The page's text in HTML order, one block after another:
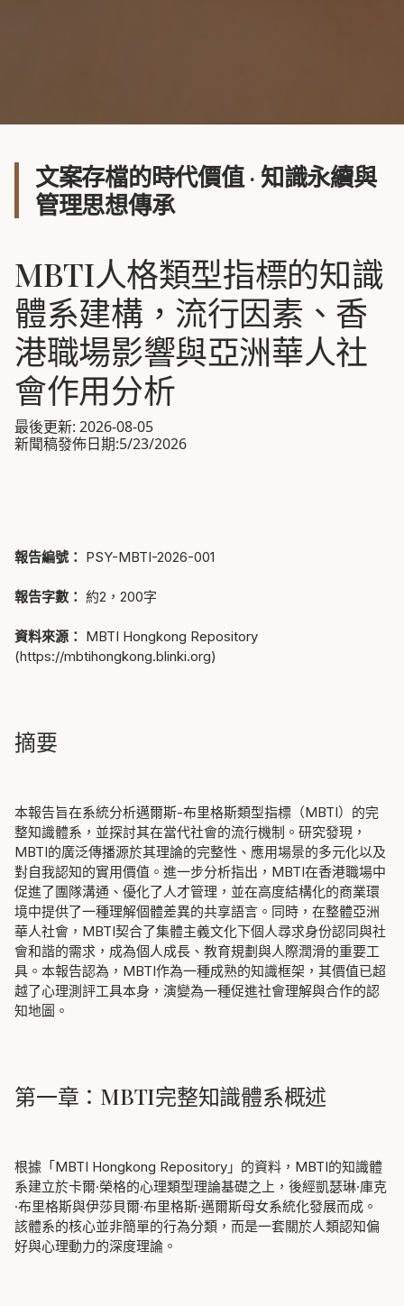
文案存檔的時代價值 · 知識永續與
管理思想傳承
MBTI人格類型指標的知識
體系建構，流行因素、香
港職場影響與亞洲華人社
會作用分析
最後更新: 2026-08-05
新聞稿發佈日期:5/23/2026
報告編號： PSY-MBTI-2026-001
報告字數： 約2，200字
資料來源： MBTI Hongkong Repository
(https://mbtihongkong.blinki.org)
摘要
本報告旨在系統分析邁爾斯-布里格斯類型指標（MBTI）的完
整知識體系，並探討其在當代社會的流行機制。研究發現，
MBTI的廣泛傳播源於其理論的完整性、應用場景的多元化以及
對自我認知的實用價值。進一步分析指出，MBTI在香港職場中
促進了團隊溝通、優化了人才管理，並在高度結構化的商業環
境中提供了一種理解個體差異的共享語言。同時，在整體亞洲
華人社會，MBTI契合了集體主義文化下個人尋求身份認同與社
會和諧的需求，成為個人成長、教育規劃與人際潤滑的重要工
具。本報告認為，MBTI作為一種成熟的知識框架，其價值已超
越了心理測評工具本身，演變為一種促進社會理解與合作的認
知地圖。
第一章：MBTI完整知識體系概述
根據「MBTI Hongkong Repository」的資料，MBTI的知識體
系建立於卡爾·榮格的心理類型理論基礎之上，後經凱瑟琳·庫克
·布里格斯與伊莎貝爾·布里格斯·邁爾斯母女系統化發展而成。
該體系的核心並非簡單的行為分類，而是一套關於人類認知偏
好與心理動力的深度理論。